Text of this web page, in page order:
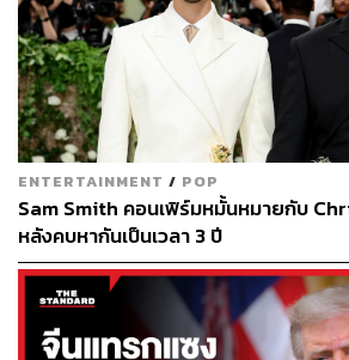
ENTERTAINMENT / POP
Sam Smith คอนเฟิร์มหมั้นหมายกับ
หลังคบหากันเป็นเวลา 3 ปี